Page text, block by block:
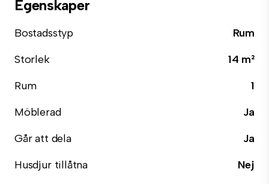
Egenskaper
Bostadsstyp
Rum
Storlek
14 m²
Rum
1
Möblerad
Ja
Går att dela
Ja
Husdjur tillåtna
Nej